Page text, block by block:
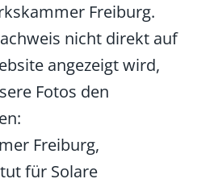
Freiburg.
nicht direkt auf
angezeigt wird,
Fotos den
Freiburg,
für Solare